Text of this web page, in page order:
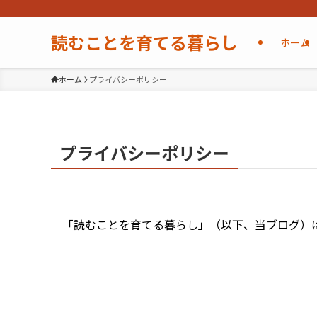
読むことを育てる暮らし ホーム
ホーム プライバシーポリシー
プライバシーポリシー
「読むことを育てる暮らし」（以下、当ブログ